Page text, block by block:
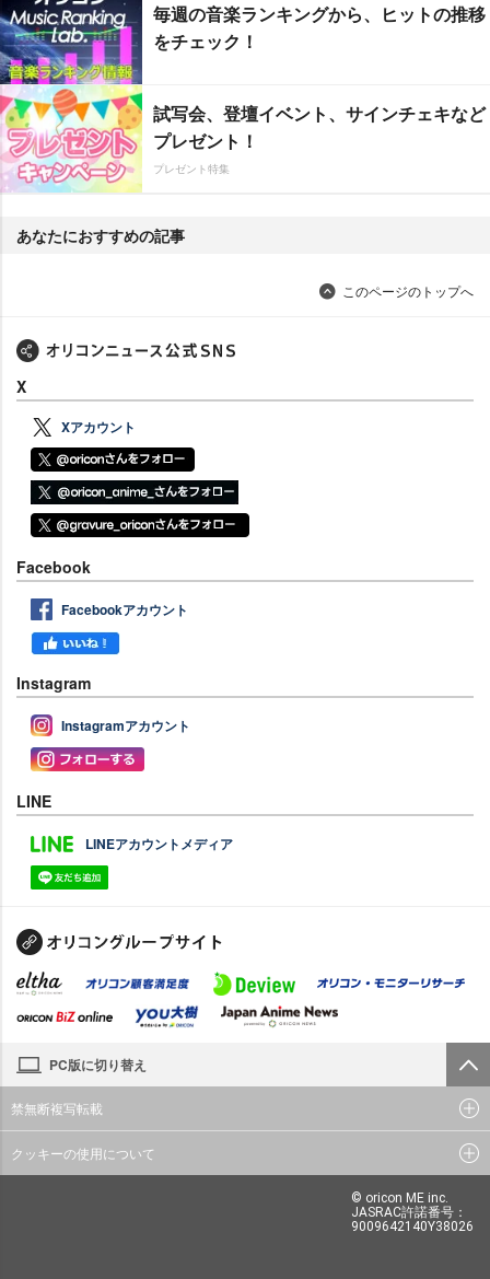
毎週の音楽ランキングから、ヒットの推移
をチェック！
試写会、登壇イベント、サインチェキなど
プレゼント！
プレゼント特集
あなたにおすすめの記事
このページのトップへ
X
Xアカウント
Facebook
Facebookアカウント
Instagram
Instagramアカウント
LINE
LINEアカウントメディア
PC版に切り替え
禁無断複写転載
クッキーの使用について
© oricon ME inc.
JASRAC許諾番号：
9009642140Y38026